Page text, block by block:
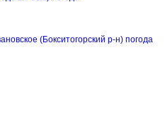
(Бокситогорский р-н) погода